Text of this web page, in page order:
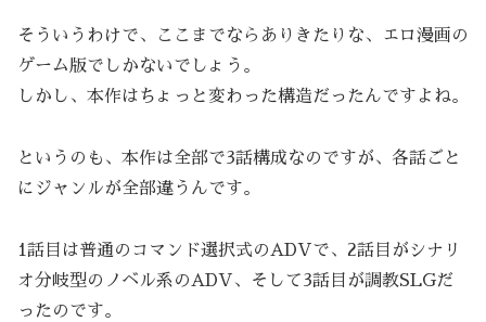
そういうわけで、ここまでならありきたりな、エロ漫画の
ゲーム版でしかないでしょう。
しかし、本作はちょっと変わった構造だったんですよね。
というのも、本作は全部で3話構成なのですが、各話ごと
にジャンルが全部違うんです。
1話目は普通のコマンド選択式のADVで、2話目がシナリ
オ分岐型のノベル系のADV、そして3話目が調教SLGだ
ったのです。